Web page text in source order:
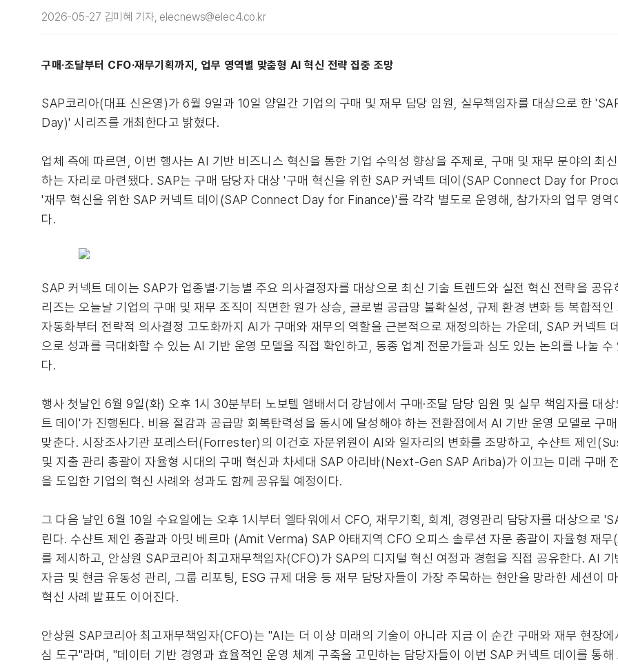
2026-05-27 김미혜 기자, elecnews@elec4.co.kr
구매·조달부터 CFO·재무기획까지, 업무 영역별 맞춤형 AI 혁신 전략 집중 조망
SAP코리아(대표 신은영)가 6월 9일과 10일 양일간 기업의 구매 및 재무 담당 임원, 실무책임자를 대상으로 한
Day)' 시리즈를 개최한다고 밝혔다.
업체 측에 따르면, 이번 행사는 AI 기반 비즈니스 혁신을 통한 기업 수익성 향상을 주제로, 구매 및 재무 분야의 최
하는 자리로 마련됐다. SAP는 구매 담당자 대상 '구매 혁신을 위한 SAP 커넥트 데이(SAP Connect Day for
'재무 혁신을 위한 SAP 커넥트 데이(SAP Connect Day for Finance)'를 각각 별도로 운영해, 참가자의 업무 영역
다.
SAP 커넥트 데이는 SAP가 업종별·기능별 주요 의사결정자를 대상으로 최신 기술 트렌드와 실전 혁신 전략을 공
리즈는 오늘날 기업의 구매 및 재무 조직이 직면한 원가 상승, 글로벌 공급망 불확실성, 규제 환경 변화 등 복합적
자동화부터 전략적 의사결정 고도화까지 AI가 구매와 재무의 역할을 근본적으로 재정의하는 가운데, SAP 커넥트
으로 성과를 극대화할 수 있는 AI 기반 운영 모델을 직접 확인하고, 동종 업계 전문가들과 심도 있는 논의를 나눌
다.
행사 첫날인 6월 9일(화) 오후 1시 30분부터 노보텔 앰배서더 강남에서 구매·조달 담당 임원 및 실무 책임자를 대
트 데이'가 진행된다. 비용 절감과 공급망 회복탄력성을 동시에 달성해야 하는 전환점에서 AI 기반 운영 모델로 구
맞춘다. 시장조사기관 포레스터(Forrester)의 이건호 자문위원이 AI와 일자리의 변화를 조망하고, 수샨트 제인
및 지출 관리 총괄이 자율형 시대의 구매 혁신과 차세대 SAP 아리바(Next-Gen SAP Ariba)가 이끄는 미래 구매
을 도입한 기업의 혁신 사례와 성과도 함께 공유될 예정이다.
그 다음 날인 6월 10일 수요일에는 오후 1시부터 엘타워에서 CFO, 재무기획, 회계, 경영관리 담당자를 대상으로
린다. 수샨트 제인 총괄과 아밋 베르마 (Amit Verma) SAP 아태지역 CFO 오피스 솔루션 자문 총괄이 자율형 재
를 제시하고, 안상원 SAP코리아 최고재무책임자(CFO)가 SAP의 디지털 혁신 여정과 경험을 직접 공유한다. AI
자금 및 현금 유동성 관리, 그룹 리포팅, ESG 규제 대응 등 재무 담당자들이 가장 주목하는 현안을 망라한 세션이
혁신 사례 발표도 이어진다.
안상원 SAP코리아 최고재무책임자(CFO)는 "AI는 더 이상 미래의 기술이 아니라 지금 이 순간 구매와 재무 현장
심 도구"라며, "데이터 기반 경영과 효율적인 운영 체계 구축을 고민하는 담당자들이 이번 SAP 커넥트 데이를 통